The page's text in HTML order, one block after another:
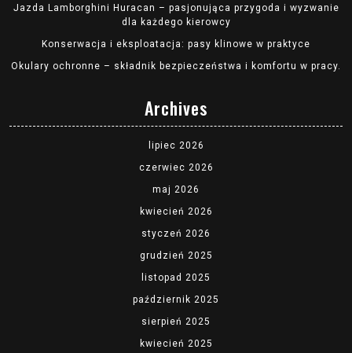
Jazda Lamborghini Huracan – pasjonująca przygoda i wyzwanie
dla każdego kierowcy
Konserwacja i eksploatacja: pasy klinowe w praktyce
Okulary ochronne – składnik bezpieczeństwa i komfortu w pracy.
Archives
lipiec 2026
czerwiec 2026
maj 2026
kwiecień 2026
styczeń 2026
grudzień 2025
listopad 2025
październik 2025
sierpień 2025
kwiecień 2025